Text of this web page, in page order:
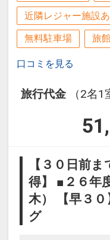
近隣レジャー施設あ
無料駐車場 旅
口コミを見る
旅行代金
（2名
【３０日前
得】 ■２６年
木） 【早３
グ